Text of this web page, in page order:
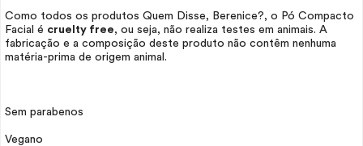
Como todos os produtos Quem Disse, Berenice?, o Pó Compacto
Facial é cruelty free, ou seja, não realiza testes em animais. A
fabricação e a composição deste produto não contêm nenhuma
matéria-prima de origem animal.
Sem parabenos
Vegano